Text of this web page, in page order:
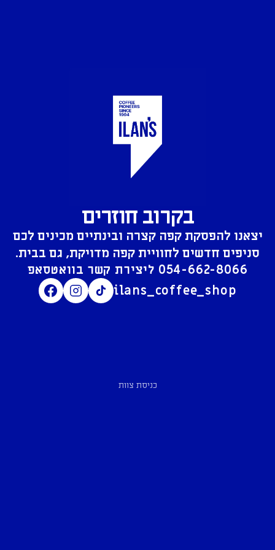
בקרוב חוזרים
יצאנו להפסקת קפה קצרה ובינתיים מכינים לכם
סניפים חדשים לחוויית קפה מדויקת, גם בבית.
054-662-8066
ilans_coffee_shop
כניסת צוות